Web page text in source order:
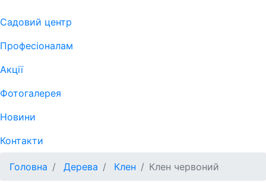
Садовий центр
Професіоналам
Акції
Фотогалерея
Новини
Контакти
Головна Дерева Клен Клен червоний